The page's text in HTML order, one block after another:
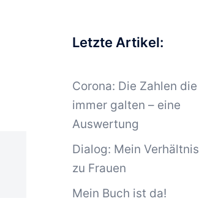
Letzte Artikel:
Corona: Die Zahlen die
immer galten – eine
Auswertung
Dialog: Mein Verhältnis
zu Frauen
Mein Buch ist da!